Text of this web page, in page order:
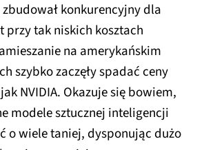
zbudował konkurencyjny dla
przy tak niskich kosztach
na amerykańskim
szybko zaczęły spadać ceny
NVIDIA. Okazuje się bowiem,
modele sztucznej inteligencji
o wiele taniej, dysponując dużo